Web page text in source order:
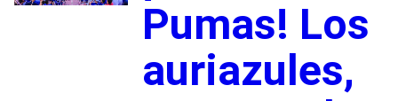
Pumas! Los
auriazules,